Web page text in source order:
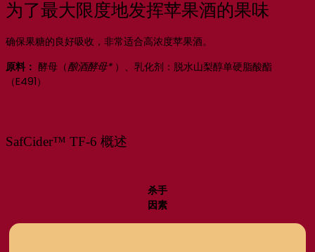
为了最大限度地发挥苹果酒的果味
确保果糖的良好吸收，非常适合高浓度苹果酒。
原料： 酵母（酿酒酵母*）、乳化剂：脱水山梨醇单硬脂酸酯
（E491）
SafCider™ TF-6 概述
杀手
因素